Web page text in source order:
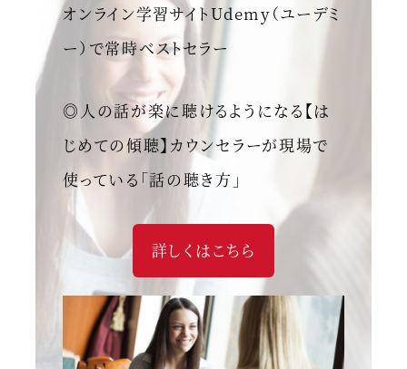
オンライン学習サイトUdemy（ユーデミ
ー）で常時ベストセラー
◎人の話が楽に聴けるようになる【は
じめての傾聴】カウンセラーが現場で
使っている「話の聴き方」
詳しくはこちら